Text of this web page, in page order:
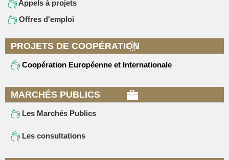
Appels à projets
Offres d'emploi
PROJETS DE COOPÉRATION
Coopération Européenne et Internationale
MARCHÉS PUBLICS
Les Marchés Publics
Les consultations